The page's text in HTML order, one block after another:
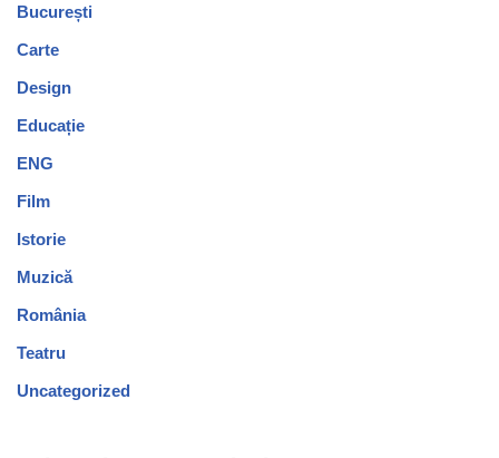
București
Carte
Design
Educație
ENG
Film
Istorie
Muzică
România
Teatru
Uncategorized